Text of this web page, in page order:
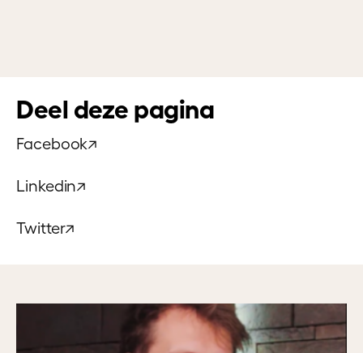
Deel deze pagina
Facebook↗
Linkedin↗
Twitter↗